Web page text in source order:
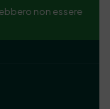
non essere